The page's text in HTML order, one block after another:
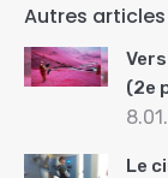
Autres
(2e
Le